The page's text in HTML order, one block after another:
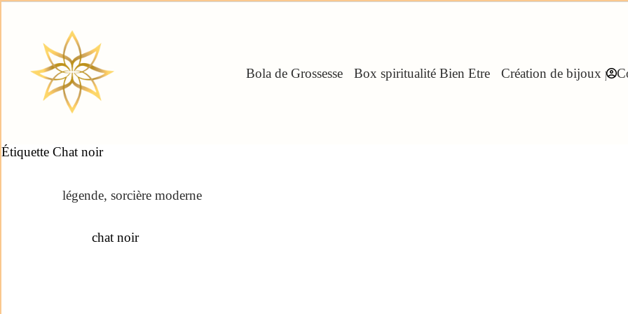
Bola de Grossesse Box spiritualité Bien Etre Création de bijoux
Étiquette Chat noir
légende, sorcière moderne
chat noir